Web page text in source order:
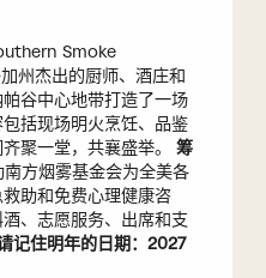
Smoke
州杰出的厨师、酒庄和
谷中心地带打造了一场
括现场明火烹饪、品鉴
聚一堂，共襄盛举。 筹
方烟雾基金会为全美各
助和免费心理健康咨
、志愿服务、出席和支
记住明年的日期：2027